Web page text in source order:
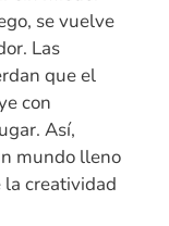
se vuelve
Las
que el
con
Así,
mundo lleno
creatividad